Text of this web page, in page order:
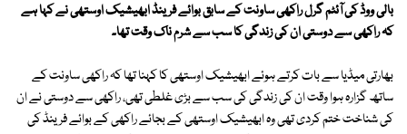
بالی ووڈ کی آئٹم گرل راکھی ساونت کے سابق بوائے فرینڈ ابھیشیک اوستھی نے کہا ہے
کہ راکھی سے دوستی ان کی زندگی کا سب سے شرم ناک وقت تھا۔
بھارتی میڈیا سے بات کرتے ہوئے ابھیشیک اوستھی کا کہنا تھا کہ راکھی ساونت کے
ساتھ گزارہ ہوا وقت ان کی زندگی کی سب سے بڑی غلطی تھی، راکھی سے دوستی نے ان
کی شناخت ختم کردی تھی وہ ابھیشیک اوستھی کے بجائے راکھی کے بوائے فرینڈ کی